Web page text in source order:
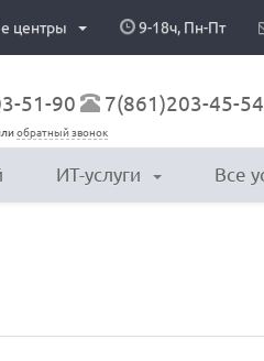
центры 9-18ч, Пн-Пт
51-90 7(861)203-45-54
обратный звонок
ИТ-услуги Все